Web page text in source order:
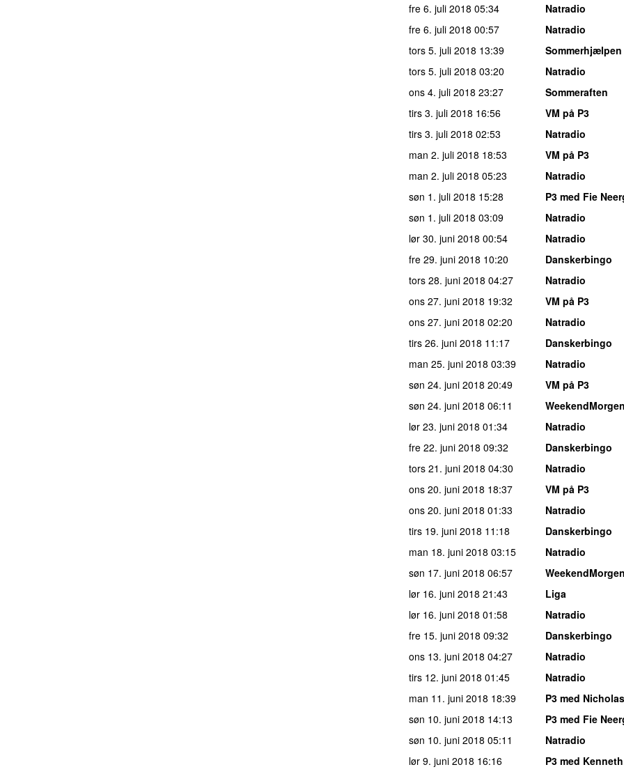
fre 6. juli 2018 05:34
Natradio
fre 6. juli 2018 00:57
Natradio
tors 5. juli 2018 13:39
Sommerhjælpen
tors 5. juli 2018 03:20
Natradio
ons 4. juli 2018 23:27
Sommeraften
tirs 3. juli 2018 16:56
VM på P3
tirs 3. juli 2018 02:53
Natradio
man 2. juli 2018 18:53
VM på P3
man 2. juli 2018 05:23
Natradio
søn 1. juli 2018 15:28
P3 med Fie
søn 1. juli 2018 03:09
Natradio
lør 30. juni 2018 00:54
Natradio
fre 29. juni 2018 10:20
Danskerbingo
tors 28. juni 2018 04:27
Natradio
ons 27. juni 2018 19:32
VM på P3
ons 27. juni 2018 02:20
Natradio
tirs 26. juni 2018 11:17
Danskerbingo
man 25. juni 2018 03:39
Natradio
søn 24. juni 2018 20:49
VM på P3
søn 24. juni 2018 06:11
WeekendMorgen
lør 23. juni 2018 01:34
Natradio
fre 22. juni 2018 09:32
Danskerbingo
tors 21. juni 2018 04:30
Natradio
ons 20. juni 2018 18:37
VM på P3
ons 20. juni 2018 01:33
Natradio
tirs 19. juni 2018 11:18
Danskerbingo
man 18. juni 2018 03:15
Natradio
søn 17. juni 2018 06:57
WeekendMorgen
lør 16. juni 2018 21:43
Liga
lør 16. juni 2018 01:58
Natradio
fre 15. juni 2018 09:32
Danskerbingo
ons 13. juni 2018 04:27
Natradio
tirs 12. juni 2018 01:45
Natradio
man 11. juni 2018 18:39
P3 med
søn 10. juni 2018 14:13
P3 med Fie
søn 10. juni 2018 05:11
Natradio
lør 9. juni 2018 16:16 P3 med